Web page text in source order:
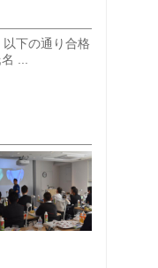
下の通り合格
...